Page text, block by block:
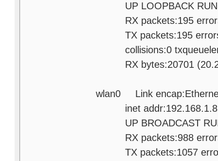
UP LOOPBACK
RX packets:195
TX packets:195
collisions:0
RX bytes:20701 (20.2
wlan0 Link
inet addr:192.168.1.8
UP BROADCAST
RX packets:988
TX packets:1057